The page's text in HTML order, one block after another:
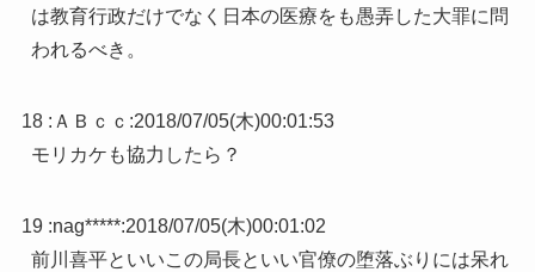
は教育行政だけでなく日本の医療をも愚弄した大罪に問
われるべき。
18 : ＡＢｃｃ :2018/07/05(木)00:01:53
モリカケも協力したら？
19 :nag*****:2018/07/05(木)00:01:02
前川喜平といいこの局長といい官僚の堕落ぶりには呆れ